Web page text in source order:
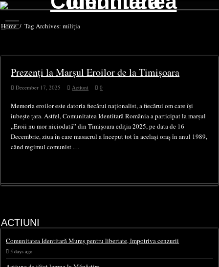
Home / Tag Archives: miliția
Prezenți la Marșul Eroilor de la Timișoara
December 17, 2025 Actiuni 0
Memoria eroilor este datoria fiecărui naționalist, a fiecărui om care își
iubește țara. Astfel, Comunitatea Identitară România a participat la marșul
„Eroii nu mor niciodată” din Timișoara ediția 2025, pe data de 16
Decembrie, ziua în care masacrul a început tot în același oraș în anul 1989,
când regimul comunist …
ACTIUNI
Comunitatea Identitară Mureș pentru libertate, împotriva cenzurii
5 days ago